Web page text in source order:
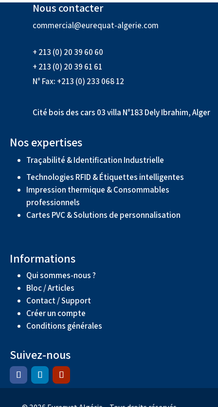
Nous contacter
commercial@eurequat-algerie.com
+ 213 (0) 20 39 60 60
+ 213 (0) 20 39 61 61
N° Fax: +213 (0) 233 068 12
Cité bois des cars 03 villa N°183 Dely Ibrahim, Alger
Nos expertises
Traçabilité & Identification Industrielle
Technologies RFID & Étiquettes intelligentes
Impression thermique & Consommables
professionnels
Cartes PVC & Solutions de personnalisation
Informations
Qui sommes-nous ?
Bloc / Articles
Contact / Support
Créer un compte
Conditions générales
Suivez-nous